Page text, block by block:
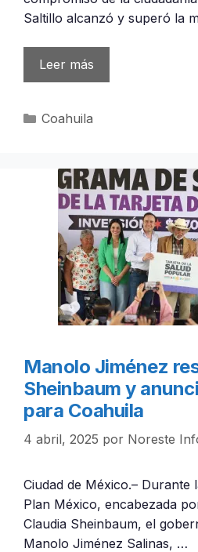
Saltillo alcanzó y superó la
Leer más
Categorías
Coahuila
Manolo Jiménez
Sheinbaum y
para Coahuila
4 abril, 2025 por Noreste
Ciudad de México.– Durante
Plan México, encabezada
Claudia Sheinbaum, el
Manolo Jiménez Salinas, …